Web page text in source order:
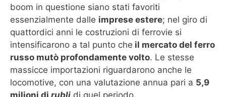
boom in questione siano stati favoriti
essenzialmente dalle imprese estere; nel giro di
quattordici anni le costruzioni di ferrovie si
intensificarono a tal punto che il mercato del ferro
russo mutò profondamente volto. Le stesse
massicce importazioni riguardarono anche le
locomotive, con una valutazione annua pari a 5,9
milioni di rubli di quel periodo.